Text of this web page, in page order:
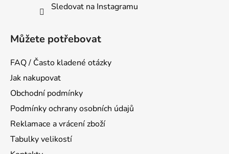
Sledovat na Instagramu
Můžete potřebovat
FAQ / Často kladené otázky
Jak nakupovat
Obchodní podmínky
Podmínky ochrany osobních údajů
Reklamace a vrácení zboží
Tabulky velikostí